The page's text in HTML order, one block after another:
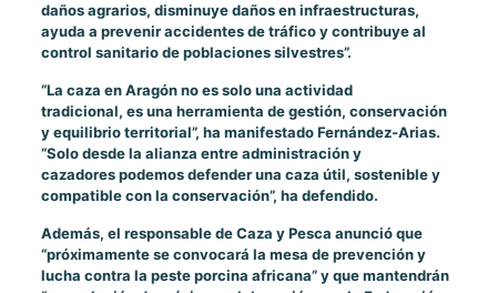
daños agrarios, disminuye daños en infraestructuras,
ayuda a prevenir accidentes de tráfico y contribuye al
control sanitario de poblaciones silvestres”.
“La caza en Aragón no es solo una actividad
tradicional, es una herramienta de gestión, conservación
y equilibrio territorial”, ha manifestado Fernández-Arias.
“Solo desde la alianza entre administración y
cazadores podemos defender una caza útil, sostenible y
compatible con la conservación”, ha defendido.
Además, el responsable de Caza y Pesca anunció que
“próximamente se convocará la mesa de prevención y
lucha contra la peste porcina africana” y que mantendrán